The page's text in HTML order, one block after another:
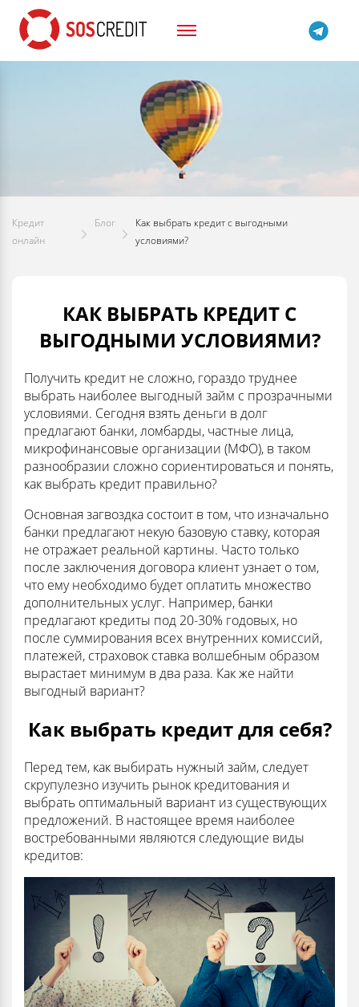
Кредит
онлайн
Блог
Как выбрать кредит с выгодными
условиями?
КАК ВЫБРАТЬ КРЕДИТ С
ВЫГОДНЫМИ УСЛОВИЯМИ?
Получить кредит не сложно, гораздо труднее
выбрать наиболее выгодный займ с прозрачными
условиями. Сегодня взять деньги в долг
предлагают банки, ломбарды, частные лица,
микрофинансовые организации (МФО), в таком
разнообразии сложно сориентироваться и понять,
как выбрать кредит правильно?
Основная загвоздка состоит в том, что изначально
банки предлагают некую базовую ставку, которая
не отражает реальной картины. Часто только
после заключения договора клиент узнает о том,
что ему необходимо будет оплатить множество
дополнительных услуг. Например, банки
предлагают кредиты под 20-30% годовых, но
после суммирования всех внутренних комиссий,
платежей, страховок ставка волшебным образом
вырастает минимум в два раза. Как же найти
выгодный вариант?
Как выбрать кредит для себя?
Перед тем, как выбирать нужный займ, следует
скрупулезно изучить рынок кредитования и
выбрать оптимальный вариант из существующих
предложений. В настоящее время наиболее
востребованными являются следующие виды
кредитов: